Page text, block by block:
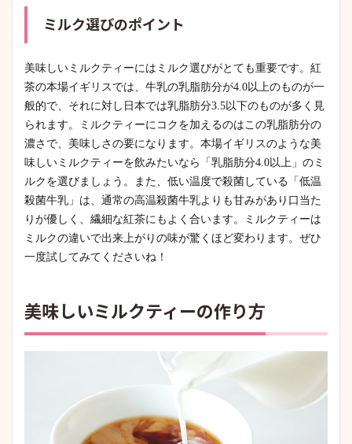
ミルク選びのポイント
美味しいミルクティーにはミルク選びがとても重要です。紅
茶の本場イギリスでは、牛乳の乳脂肪分が4.0以上のものが一
般的で、それに対し日本では乳脂肪分3.5以下のものが多く見
られます。ミルクティーにコクを加えるのはこの乳脂肪分の
濃さで、美味しさの要になります。本場イギリスのような美
味しいミルクティーを飲みたいなら「乳脂肪分4.0以上」のミ
ルクを選びましょう。また、低い温度で殺菌している「低温
殺菌牛乳」は、通常の高温殺菌牛乳よりも甘みがあり口当た
りが優しく、繊細な紅茶にもよく合います。ミルクティーは
ミルクの違いで出来上がりの味が驚くほど変わります。ぜひ
一度試してみてくださいね！
美味しいミルクティーの作り方